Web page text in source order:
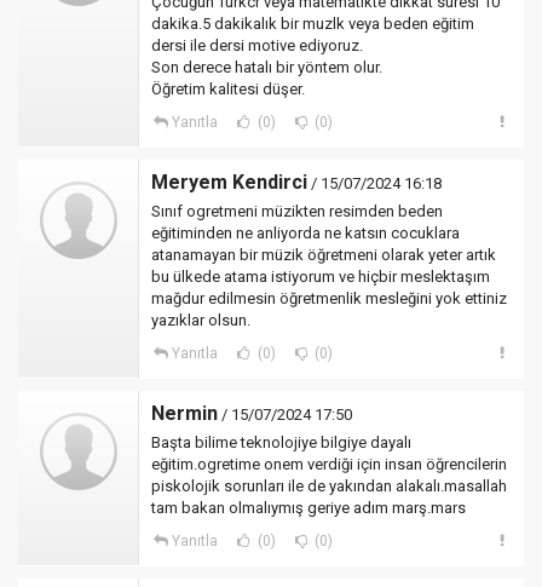
dakika.5 dakikalık bir muzlk veya beden eğitim
dersi ile dersi motive ediyoruz.
Son derece hatalı bir yöntem olur.
Öğretim kalitesi düşer.
Yanıtla (0) (0)
Meryem Kendirci / 15/07/2024 16:18
Sınıf ogretmeni müzikten resimden beden
eğitiminden ne anliyorda ne katsın cocuklara
atanamayan bir müzik öğretmeni olarak yeter artık
bu ülkede atama istiyorum ve hiçbir meslektaşım
mağdur edilmesin öğretmenlik mesleğini yok ettiniz
yazıklar olsun.
Yanıtla (0) (0)
Nermin / 15/07/2024 17:50
Başta bilime teknolojiye bilgiye dayalı
eğitim.ogretime onem verdiği için insan öğrencilerin
piskolojik sorunları ile de yakından alakalı.masallah
tam bakan olmalıymış geriye adım marş.mars
Yanıtla (0) (0)